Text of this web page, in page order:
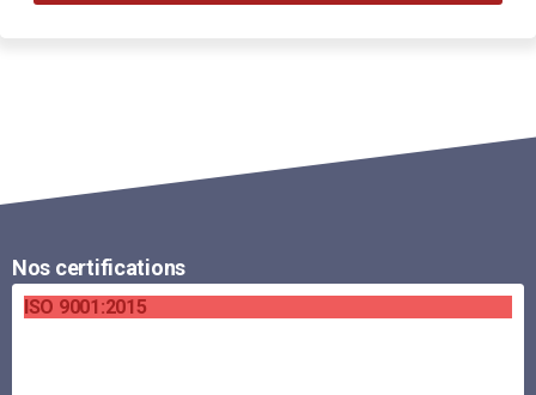
Nos certifications
ISO 9001:2015